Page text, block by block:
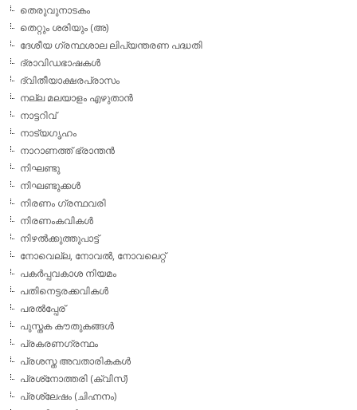
തെരുവുനാടകം
തെറ്റും ശരിയും (അ)
ദേശീയ ഗ്രന്ഥശാല ലിപ്യന്തരണ പദ്ധതി
ദ്രാവിഡഭാഷകള്‍
ദ്വിതീയാക്ഷരപ്രാസം
നല്ല മലയാളം എഴുതാന്‍
നാട്ടറിവ്
നാട്യഗൃഹം
നാറാണത്ത് ഭ്രാന്തന്‍
നിഘണ്ടു
നിഘണ്ടുക്കള്‍
നിരണം ഗ്രന്ഥവരി
നിരണംകവികള്‍
നിഴല്‍ക്കുത്തുപാട്ട്
നോവെല്ല, നോവല്‍, നോവലെറ്റ്
പകര്‍പ്പവകാശ നിയമം
പതിനെട്ടരക്കവികള്‍
പരല്‍പ്പേര്
പുസ്തക കൗതുകങ്ങള്‍
പ്രകരണഗ്രന്ഥം
പ്രശസ്ത അവതാരികകള്‍
പ്രശ്‌നോത്തരി (ക്വിസ്)
പ്രശ്ലേഷം (ചിഹ്നനം)